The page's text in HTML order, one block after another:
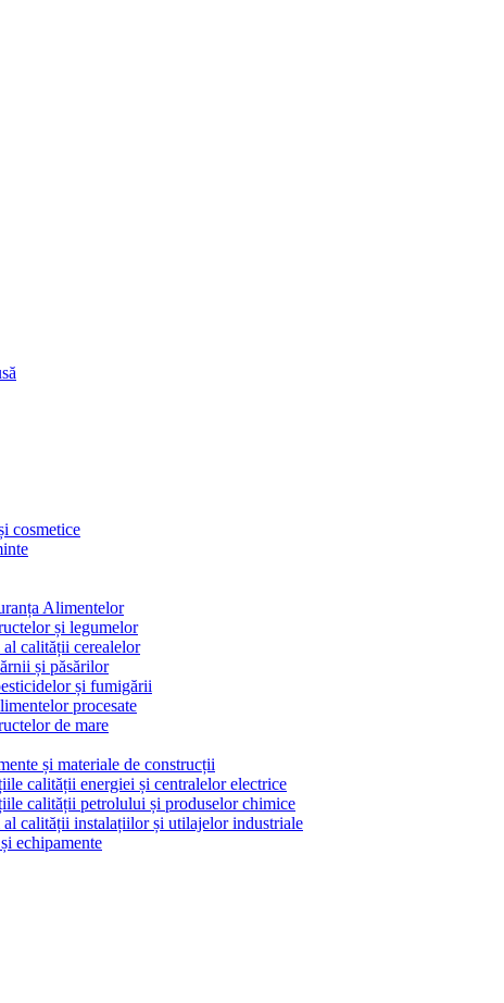
cosmetice
Alimentelor
și legumelor
calității cerealelor
și păsărilor
și fumigării
procesate
de mare
și materiale de construcții
calității energiei și centralelor electrice
calității petrolului și produselor chimice
calității instalațiilor și utilajelor industriale
echipamente